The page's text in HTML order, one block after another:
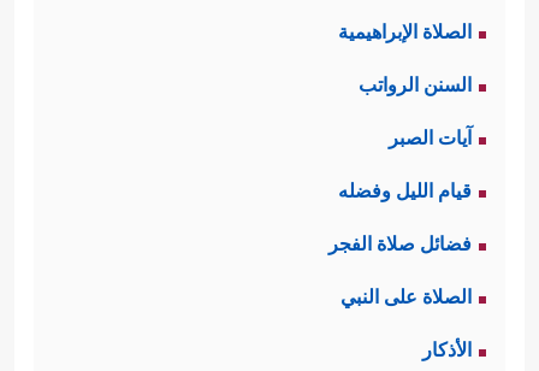
الصلاة الإبراهيمية
السنن الرواتب
آيات الصبر
قيام الليل وفضله
فضائل صلاة الفجر
الصلاة على النبي
الأذكار